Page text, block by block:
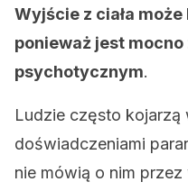
Wyjście z ciała
ponieważ jest
psychotycznym.
Ludzie często kojarzą
doświadczeniami
nie mówią o nim